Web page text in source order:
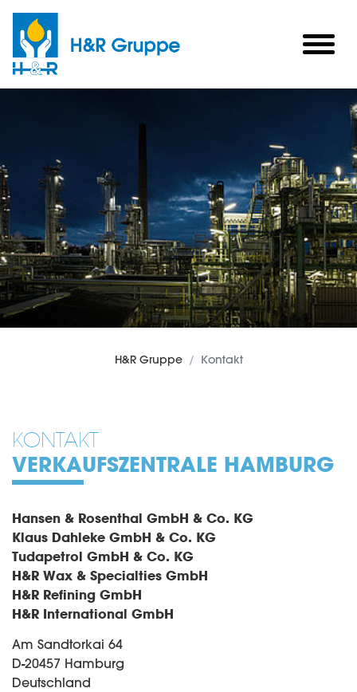
Skip to main content
H&R Gruppe Kontakt
KONTAKT
VERKAUFSZENTRALE HAMBURG
Hansen & Rosenthal GmbH & Co. KG
Klaus Dahleke GmbH & Co. KG
Tudapetrol GmbH & Co. KG
H&R Wax & Specialties GmbH
H&R Refining GmbH
H&R International GmbH
Am Sandtorkai 64
D-20457 Hamburg
Deutschland